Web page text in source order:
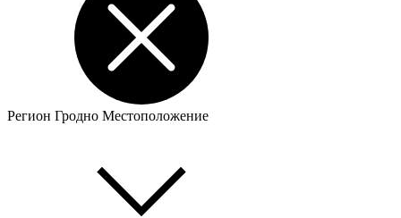
Регион Гродно Местоположение